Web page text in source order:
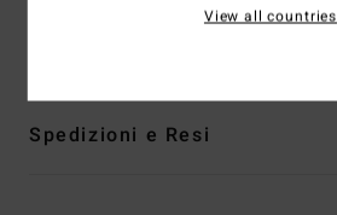
Spedizioni e Resi
View all countries